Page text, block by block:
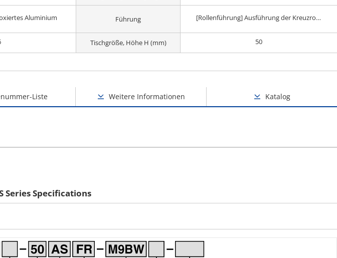
Aluminium Führung [Rollenführung] Ausführung der Kreuzrollenführung
Tischgröße, Höhe H (mm) 50
Liste Weitere Informationen Katalog
Series Specifications